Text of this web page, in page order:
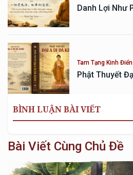
Danh Lợi Như
Tam Tạng Kinh Điển
Phật Thuyết
BÌNH LUẬN BÀI VIẾT
Bài Viết Cùng Chủ Đề